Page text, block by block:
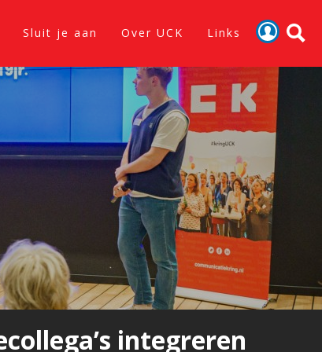
Sluit je aan Over UCK Links
integreren
Activiteiten
Nieuws
Verslagen
Sluit je aan
Over UCK
Links